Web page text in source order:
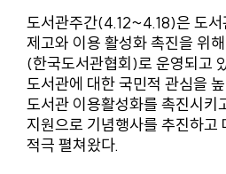
도서관주간(4.12~4.18)은 도서
제고와 이용 활성화 촉진을 위
(한국도서관협회)로 운영되고
도서관에 대한 국민적 관심을
도서관 이용활성화를 촉진시키
지원으로 기념행사를 추진하고
적극 펼쳐왔다.